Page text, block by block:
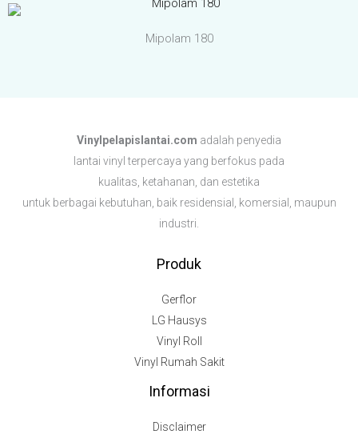
Mipolam 180
Vinylpelapislantai.com adalah penyedia
lantai vinyl terpercaya yang berfokus pada
kualitas, ketahanan, dan estetika
untuk berbagai kebutuhan, baik residensial, komersial, maupun
industri.
Produk
Gerflor
LG Hausys
Vinyl Roll
Vinyl Rumah Sakit
Informasi
Disclaimer